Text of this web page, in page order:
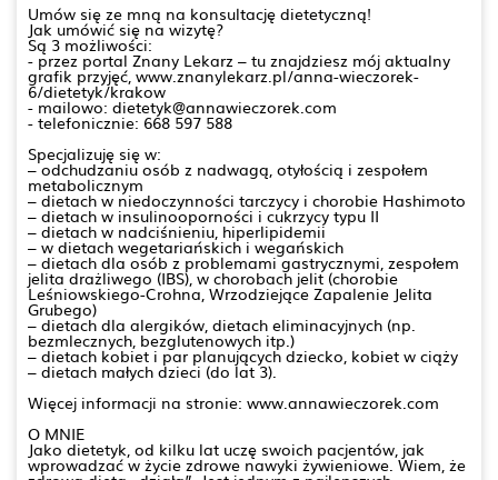
Umów się ze mną na konsultację dietetyczną!
Jak umówić się na wizytę?
Są 3 możliwości:
- przez portal Znany Lekarz – tu znajdziesz mój aktualny
grafik przyjęć, www.znanylekarz.pl/anna-wieczorek-
6/dietetyk/krakow
- mailowo: dietetyk@annawieczorek.com
- telefonicznie: 668 597 588
Specjalizuję się w:
– odchudzaniu osób z nadwagą, otyłością i zespołem
metabolicznym
– dietach w niedoczynności tarczycy i chorobie Hashimoto
– dietach w insulinooporności i cukrzycy typu II
– dietach w nadciśnieniu, hiperlipidemii
– w dietach wegetariańskich i wegańskich
– dietach dla osób z problemami gastrycznymi, zespołem
jelita drażliwego (IBS), w chorobach jelit (chorobie
Leśniowskiego-Crohna, Wrzodziejące Zapalenie Jelita
Grubego)
– dietach dla alergików, dietach eliminacyjnych (np.
bezmlecznych, bezglutenowych itp.)
– dietach kobiet i par planujących dziecko, kobiet w ciąży
– dietach małych dzieci (do lat 3).
Więcej informacji na stronie: www.annawieczorek.com
O MNIE
Jako dietetyk, od kilku lat uczę swoich pacjentów, jak
wprowadzać w życie zdrowe nawyki żywieniowe. Wiem, że